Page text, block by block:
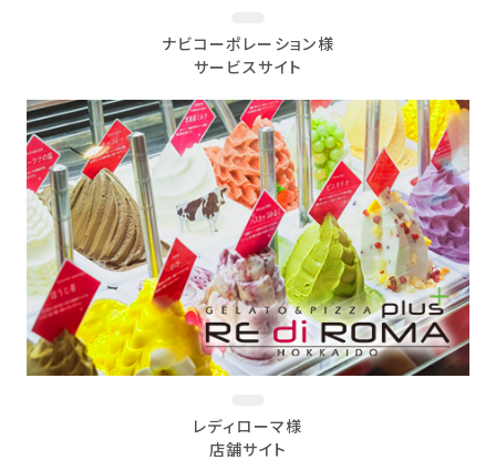
ナビコーポレーション様
サービスサイト
レディローマ様
店舗サイト